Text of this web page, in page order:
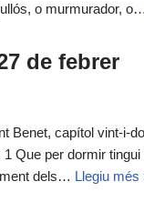
o murmurador, o…
de febrer
Benet, capítol vint-i-
Que per dormir
dels… Llegiu més